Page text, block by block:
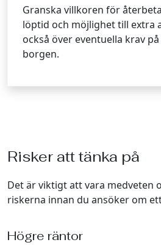
Granska villkoren för
löptid och möjlighet till extra
också över eventuella krav
borgen.
Risker att tänka på
Det är viktigt att vara medveten
riskerna innan du ansöker om
Högre räntor